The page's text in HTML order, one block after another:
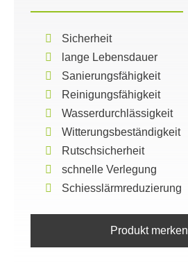
Sicherheit
lange Lebensdauer
Sanierungsfähigkeit
Reinigungsfähigkeit
Wasserdurchlässigkeit
Witterungsbeständigkeit
Rutschsicherheit
schnelle Verlegung
Schiesslärmreduzierung
Produkt merken